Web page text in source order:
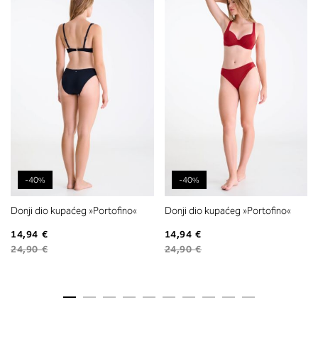
-40%
Donji dio kupaćeg »Portofino«
14,94 €
24,90 €
-40%
Donji dio kupaćeg »Portofino«
14,94 €
24,90 €
Izmerite prsni obseg. Šiviljski
položite čez hrbet v višini
izreza in čez prsi, v višini bradavic
vdolbine med prsmi. V razdelku 2.
boste prebrali, katera globina
ustreza vaši meri (A, B …) – iščite v
stolpcu, ki ste ga določili s